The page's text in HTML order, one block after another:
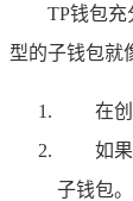
TP钱包
型的子钱包就
在
如
子钱包。